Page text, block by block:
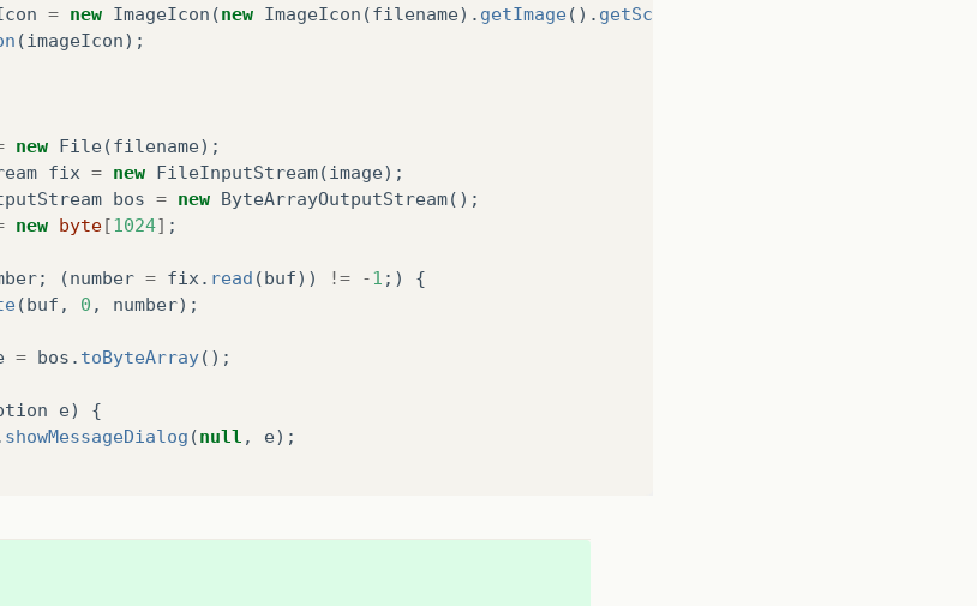
= new ImageIcon (new ImageIcon (filename). getImage(). getScaledInstance
(imageIcon);
new File(filename);
fix = new FileInputStream(image);
bos = new ByteArrayOutputStream();
new byte[1024] ;
; (number = fix . read (buf)) != -1 ;)
{
(buf , 0 , number);
= bos . toByteArray();
e)
{
showMessageDialog (null , e);